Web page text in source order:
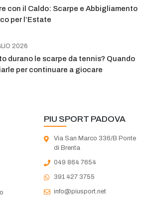
con il Caldo: Scarpe e Abbigliamento
per l’Estate
2026
durano le scarpe da tennis? Quando
per continuare a giocare
PIU SPORT PADOVA
Via San Marco 336/B Ponte
di Brenta
049 864 7654
391 427 3755
info@piusport.net